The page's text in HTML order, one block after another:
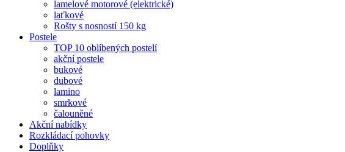
lamelové motorové (elektrické)
laťkové
Rošty s nosností 150 kg
Postele
TOP 10 oblíbených postelí
akční postele
bukové
dubové
lamino
smrkové
čalouněné
Akční nabídky
Rozkládací pohovky
Doplňky